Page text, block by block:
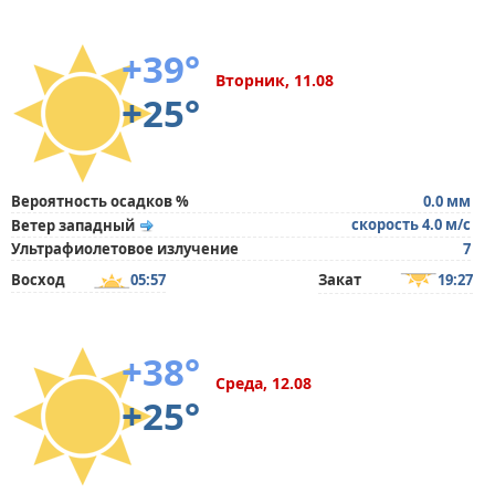
+39°
+25°
Вторник, 11.08
Вероятность осадков %
0.0 мм
Ветер западный
скорость 4.0 м/с
Ультрафиолетовое излучение
7
Восход
05:57 Закат 19:27
+38°
+25°
Среда, 12.08